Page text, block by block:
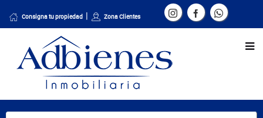
Consigna tu propiedad Zona Clientes